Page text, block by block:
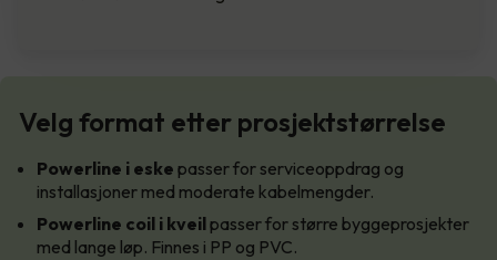
Velg format etter prosjektstørrelse
Powerline i eske passer for serviceoppdrag og
installasjoner med moderate kabelmengder.
Powerline coil i kveilpasser for større byggeprosjekter
med lange løp. Finnes i PP og PVC.